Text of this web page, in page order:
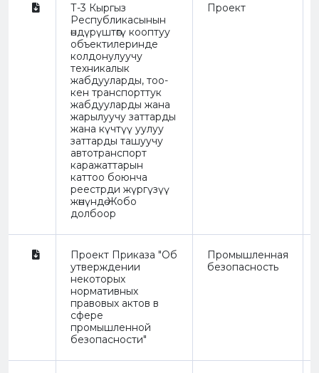
Т-3 Кыргыз
Республикасынын
өндүрүштөгү кооптуу
объектилеринде
колдонулуучу
техникалык
жабдууларды, тоо-
кен транспорттук
жабдууларды жана
жарылуучу заттарды
жана күчтүү уулуу
заттарды ташуучу
автотранспорт
каражаттарын
каттоо боюнча
реестрди жүргүзүү
жөнүндө Жобо
долбоор
Проект
Проект Приказа "Об
утверждении
некоторых
нормативных
правовых актов в
сфере
промышленной
безопасности"
Промышленная
безопасность